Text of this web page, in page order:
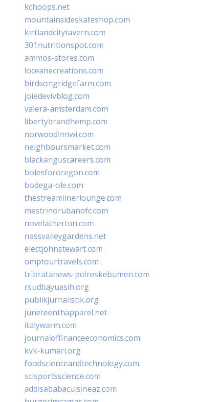
kchoops.net
mountainsideskateshop.com
kirtlandcitytavern.com
301nutritionspot.com
ammos-stores.com
loceanecreations.com
birdsongridgefarm.com
joiedevivblog.com
valera-amsterdam.com
libertybrandhemp.com
norwoodinnwi.com
neighboursmarket.com
blackanguscareers.com
bolesfororegon.com
bodega-ole.com
thestreamlinerlounge.com
mestrinorubanofc.com
novelatherton.com
nassvalleygardens.net
electjohnstewart.com
omptourtravels.com
tribratanews-polreskebumen.com
rsudbayuasih.org
publikjurnalistik.org
juneteenthapparel.net
italywarm.com
journaloffinanceeconomics.com
kvk-kumari.org
foodscienceandtechnology.com
scisportsscience.com
addisababacuisineaz.com